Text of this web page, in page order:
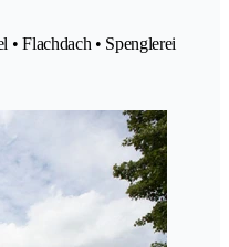
• Flachdach • Spenglerei